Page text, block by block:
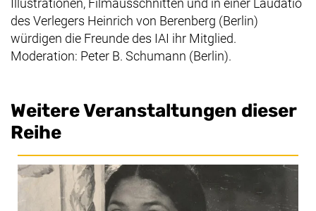
Illustrationen, Filmausschnitten und in einer Laudatio
des Verlegers Heinrich von Berenberg (Berlin)
würdigen die Freunde des IAI ihr Mitglied.
Moderation: Peter B. Schumann (Berlin).
Weitere Veranstaltungen dieser
Reihe